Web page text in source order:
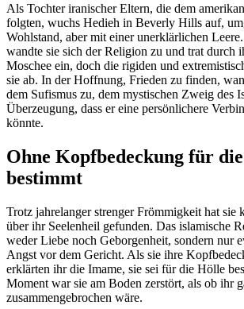
Als Tochter iranischer Eltern, die dem
folgten, wuchs Hedieh in Beverly Hills auf,
Wohlstand, aber mit einer unerklärlichen
wandte sie sich der Religion zu und trat durch
Moschee ein, doch die rigiden und
sie ab. In der Hoffnung, Frieden zu finden,
dem Sufismus zu, dem mystischen Zweig des
Überzeugung, dass er eine persönlichere
könnte.
Ohne Kopfbedeckung für
bestimmt
Trotz jahrelanger strenger Frömmigkeit hat sie
über ihr Seelenheil gefunden. Das islamische
weder Liebe noch Geborgenheit, sondern nur
Angst vor dem Gericht. Als sie ihre
erklärten ihr die Imame, sie sei für die Hölle
Moment war sie am Boden zerstört, als ob ihr
zusammengebrochen wäre.